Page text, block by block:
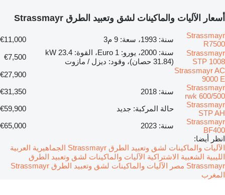
أسعار الآليات والماكينات لشق وتعبيد الطرق Strassmayr
Strassmayr
R7500
سنة: 1993، سعة: 9 م3
€11,000
Strassmayr
STP 1008
سنة: 2000، يورو: Euro 1، القوة: 23.4 kW
(31.84 حصان)، وقود: ديزل / مازوت
€7,500
Strassmayr AC
9000 E
€27,900
Strassmayr
rwk 600/500
سنة: 2018
€31,350
Strassmayr
STP AH
حالة المركبة: جديد
€59,900
Strassmayr
BF400
سنة: 2023
€65,000
انظر أيضا:
الآليات والماكينات لشق وتعبيد الطرق Strassmayr الجماهيرية العربية
الليبية الشعبية الاشتراكية الآليات والماكينات لشق وتعبيد الطرق
Strassmayr مصر
الآليات والماكينات لشق وتعبيد الطرق Strassmayr
المغرب